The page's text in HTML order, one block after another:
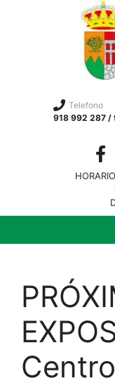
Telefono
918 992 287 /